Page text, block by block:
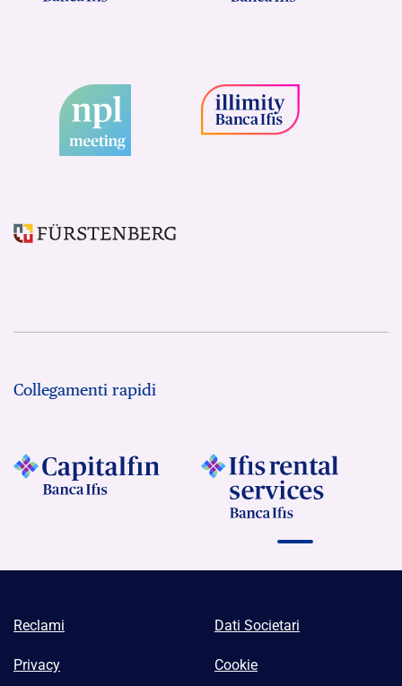
Collegamenti rapidi
Reclami Dati Societari
Privacy Cookie